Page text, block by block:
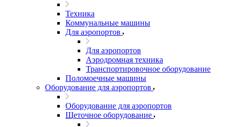
Техника
Коммунальные машины
Для аэропортов
Для аэропортов
Аэродромная техника
Транспортировочное оборудование
Поломоечные машины
Оборудование для аэропортов
Оборудование для аэропортов
Щеточное оборудование